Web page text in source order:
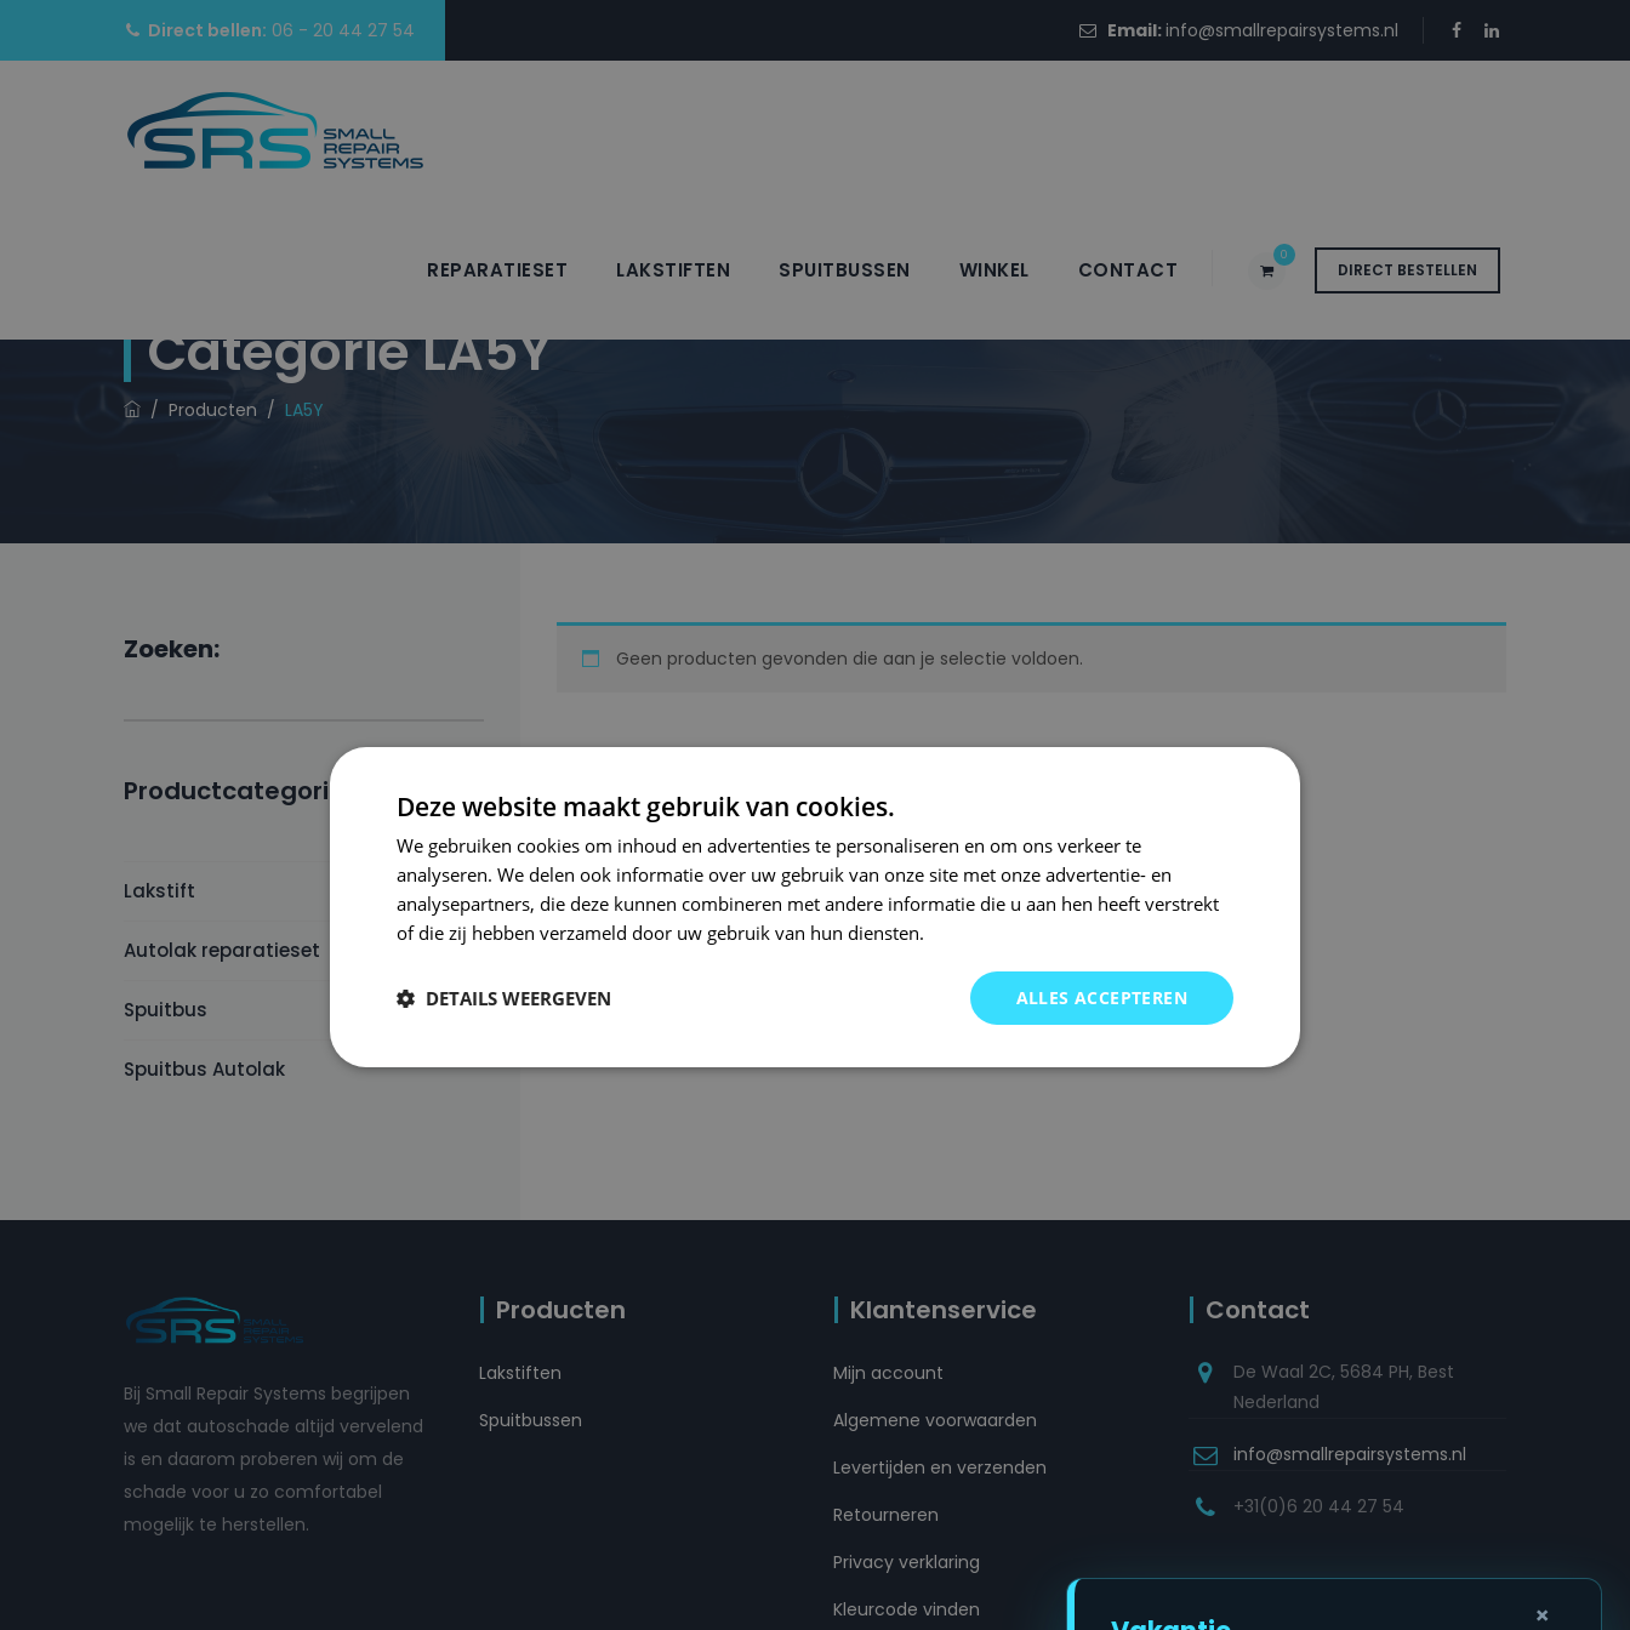
Direct bellen: 06 - 20 44 27 54 Email:info@smallrepairsystems.nl
DIRECT BESTELLEN
0
REPARATIESET LAKSTIFTEN SPUITBUSSEN WINKEL CONTACT
CategorieLA5Y
/ Producten / LA5Y
Geen producten gevonden die aan je selectie voldoen.
Zoeken:
Productcategorieën:
Lakstift
Autolak reparatieset
Spuitbus
Spuitbus Autolak
Bij Small Repair Systems begrijpen
we dat autoschade altijd vervelend
is en daarom proberen wij om de
schade voor u zo comfortabel
mogelijk te herstellen.
Producten
Lakstiften
Spuitbussen
Klantenservice
Mijn account
Algemene voorwaarden
Levertijden en verzenden
Retourneren
Privacy verklaring
Kleurcode vinden
Contact
De Waal 2C, 5684 PH, Best
Nederland
info@smallrepairsystems.nl
+31(0)6 20 44 27 54
×
Deze website maakt gebruik van cookies.
We gebruiken cookies om inhoud en advertenties te personaliseren en om ons verkeer te
analyseren. We delen ook informatie over uw gebruik van onze site met onze advertentie- en
analysepartners, die deze kunnen combineren met andere informatie die u aan hen heeft verstrekt
of die zij hebben verzameld door uw gebruik van hun diensten.
ALLES ACCEPTEREN
DETAILS WEERGEVEN